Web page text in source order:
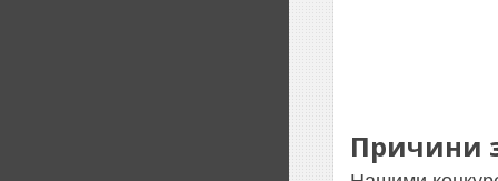
Причини